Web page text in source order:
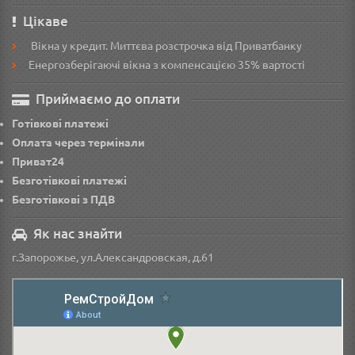
Цікаве
Вікна у кредит. Миттєва розстрочка від Приватбанку
Енергозберігаючі вікна з компенсацією 35% вартості
Приймаємо до оплати
Готівкові платежі
Оплата через термінали
Приват24
Безготівкові платежі
Безготівкові з ПДВ
Як нас знайти
г.Запорожье, ул.Александровская, д.61